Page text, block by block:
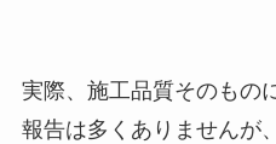
実際、施工品質そのもの
報告は多くありませんが